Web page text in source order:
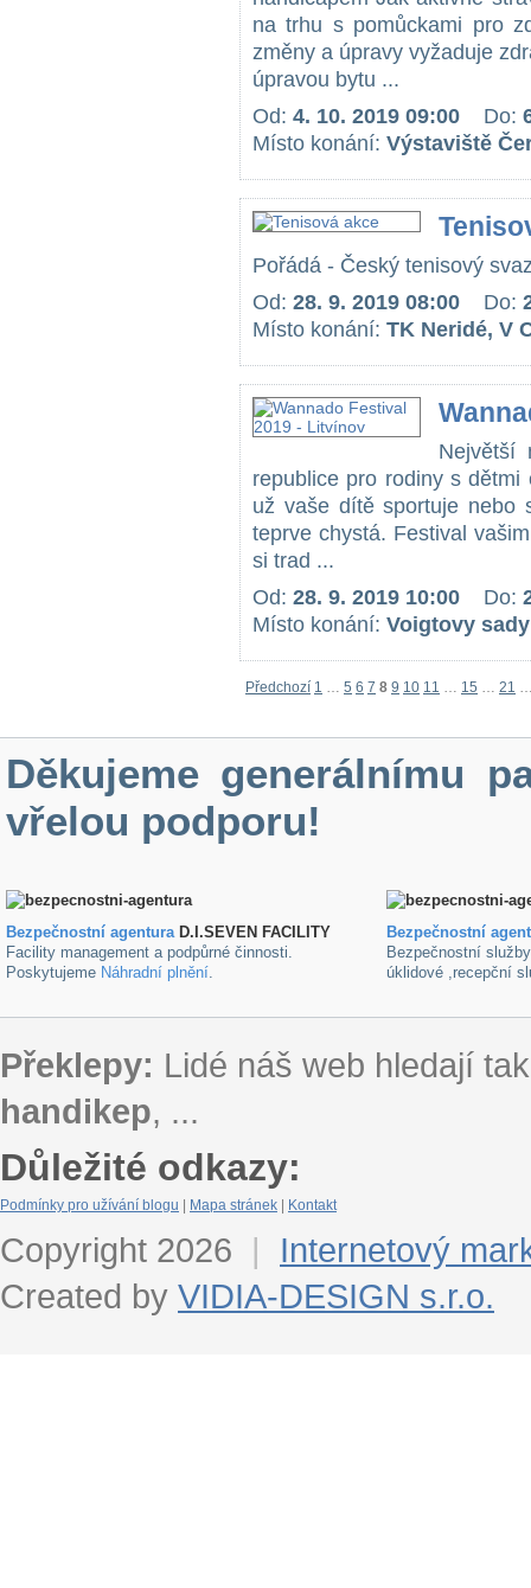
na trhu s pomůckami pro
změny a úpravy vyžaduje
úpravou bytu ...
Od: 4. 10. 2019 09:00 Do:
Místo konání: Výstaviště
Pořádá - Český tenisový
Od: 28. 9. 2019 08:00 Do:
Místo konání: TK Neridé, V
Největší
republice pro rodiny s
už vaše dítě sportuje nebo
teprve chystá. Festival
si trad ...
Od: 28. 9. 2019 10:00 Do:
Místo konání: Voigtovy sady
Předchozí 1 … 5 6 7 8 9 10 11 … 15 … 21
Děkujeme generálnímu
vřelou podporu!
Bezpečnostní agenturaD.I.SEVEN FACILITY
Facility management a podpůrné činnosti.
Poskytujeme Náhradní plnění.
Bezpečnostní
Bezpečnostní
úklidové ,recepční
Překlepy: Lidé náš web hledají
handikep, ...
Důležité odkazy:
Podmínky pro užívání blogu Mapa stránek Kontakt
Copyright 2026 |
Internetový
Created by VIDIA-DESIGN s.r.o.